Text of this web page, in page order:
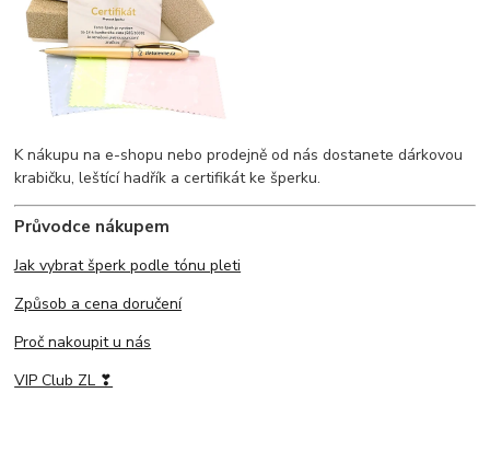
K nákupu na e-shopu nebo prodejně od nás dostanete dárkovou
krabičku, leštící hadřík a certifikát ke šperku.
Průvodce nákupem
Jak vybrat šperk podle tónu pleti
Způsob a cena doručení
Proč nakoupit u nás
VIP Club ZL ❣